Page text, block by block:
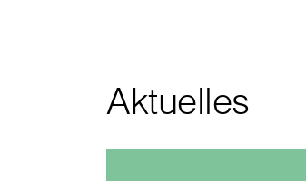
Aktuelles